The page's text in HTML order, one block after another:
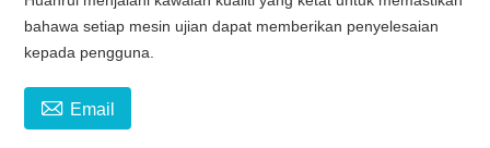
bahawa setiap mesin ujian dapat memberikan penyelesaian
kepada pengguna.
 Email